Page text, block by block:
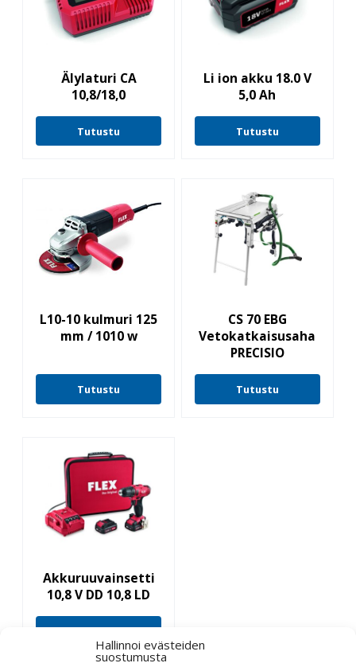
Hallinnoi evästeiden
suostumusta
Älylaturi CA
10,8/18,0
Tutustu
Li ion akku 18.0 V
5,0 Ah
Tutustu
L10-10 kulmuri 125
mm / 1010 w
Tutustu
CS 70 EBG
Vetokatkaisusaha
PRECISIO
Tutustu
Akkuruuvainsetti
10,8 V DD 10,8 LD
Tutustu